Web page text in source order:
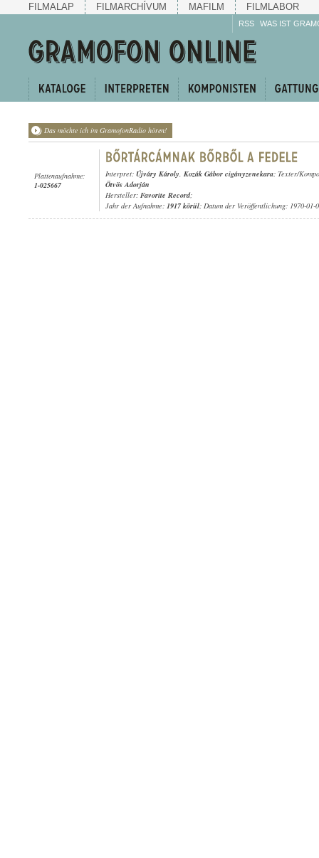
FILMALAP FILMARCHÍVUM MAFILM FILMLABOR
RSS WAS IST
Das möchte ich im GramofonRadio hören!
Plattenaufnahme:
1-025667
Interpret: Újváry Károly, Kozák Gábor cigányzenekara; Texter/
Ötvös Adorján
Hersteller: Favorite Record;
Jahr der Aufnahme: 1917 körül; Datum der Veröffentlichung: 1970-01-